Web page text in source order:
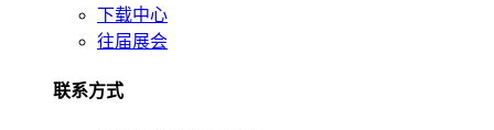
下载中心
往届展会
联系方式